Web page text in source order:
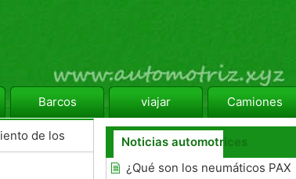
Barcos viajar Camiones
de los
Noticias automotrices
¿Qué son los neumáticos PAX